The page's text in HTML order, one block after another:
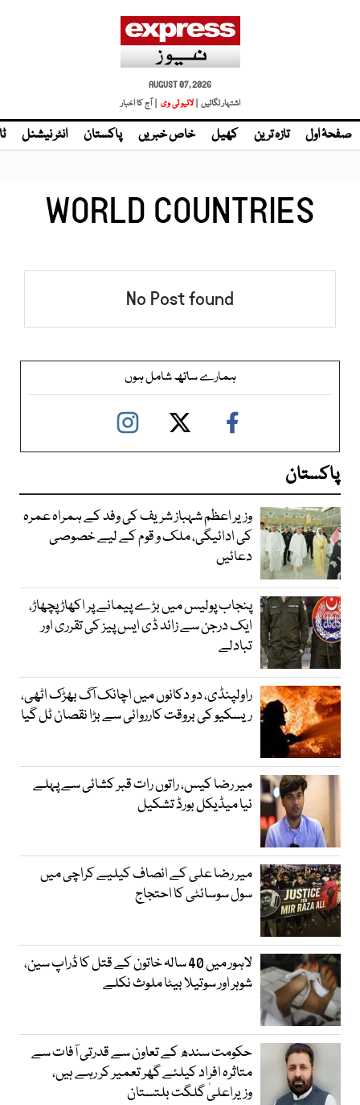
AUGUST 07, 2026
اشتہار لگائیں | لائیو ٹی وی | آج کا اخبار
صفحۂ اول تازہ ترین کھیل خاص خبریں پاکستان انٹر نیشنل
WORLD COUNTRIES
No Post found
ہمارے ساتھ شامل ہوں
پاکستان
وزیر اعظم شہباز شریف کی وفد کے ہمراہ عمرہ
کی ادائیگی، ملک و قوم کے لیے خصوصی
دعائیں
پنجاب پولیس میں بڑے پیمانے پر اکھاڑ پچھاڑ،
ایک درجن سے زائد ڈی ایس پیز کی تقرری اور
تبادلے
راولپنڈی، دو دکانوں میں اچانک آگ بھڑک اٹھی،
ریسکیو کی بروقت کارروائی سے بڑا نقصان ٹل گیا
میر رضا کیس، راتوں رات قبر کشائی سے پہلے
نیا میڈیکل بورڈ تشکیل
میر رضا علی کے انصاف کیلیے کراچی میں
سول سوسائٹی کا احتجاج
لاہور میں 40 سالہ خاتون کے قتل کا ڈراپ سین،
شوہر اور سوتیلا بیٹا ملوث نکلے
حکومت سندھ کے تعاون سے قدرتی آفات سے
متاثرہ افراد کیلئے گھر تعمیر کر رہے ہیں،
وزیراعلیٰ گلگت بلتستان